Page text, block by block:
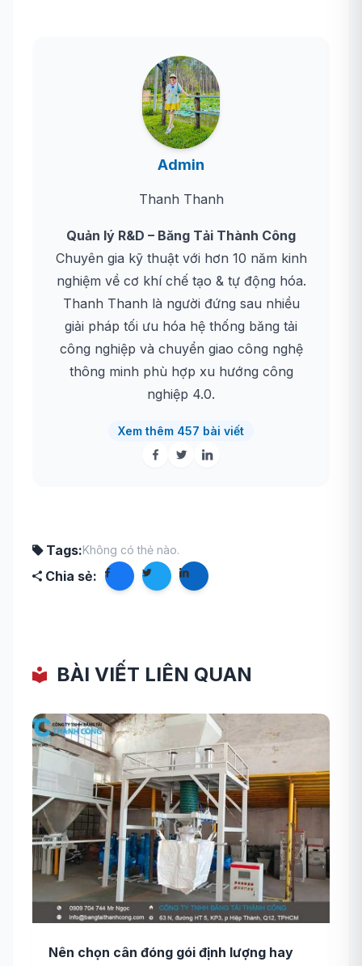
Admin
Thanh Thanh
Quản lý R&D – Băng Tải Thành Công
Chuyên gia kỹ thuật với hơn 10 năm kinh
nghiệm về cơ khí chế tạo & tự động hóa.
Thanh Thanh là người đứng sau nhiều
giải pháp tối ưu hóa hệ thống băng tải
công nghiệp và chuyển giao công nghệ
thông minh phù hợp xu hướng công
nghiệp 4.0.
Xem thêm 457 bài viết
Tags:Không có thẻ nào.
Chia sẻ:
BÀI VIẾT LIÊN QUAN
Nên chọn cân đóng gói định lượng hay